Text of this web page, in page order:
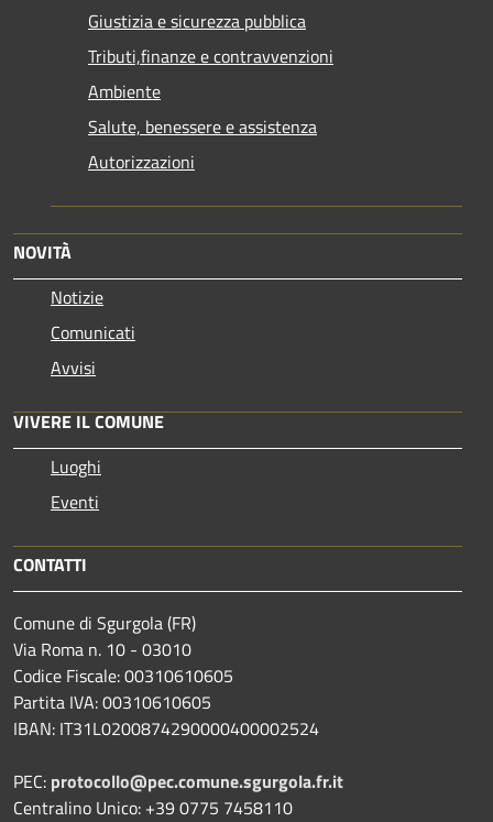
Giustizia e sicurezza pubblica
Tributi,finanze e contravvenzioni
Ambiente
Salute, benessere e assistenza
Autorizzazioni
NOVITÀ
Notizie
Comunicati
Avvisi
VIVERE IL COMUNE
Luoghi
Eventi
CONTATTI
Comune di Sgurgola (FR)
Via Roma n. 10 - 03010
Codice Fiscale: 00310610605
Partita IVA: 00310610605
IBAN: IT31L0200874290000400002524
PEC: protocollo@pec.comune.sgurgola.fr.it
Centralino Unico: +39 0775 7458110